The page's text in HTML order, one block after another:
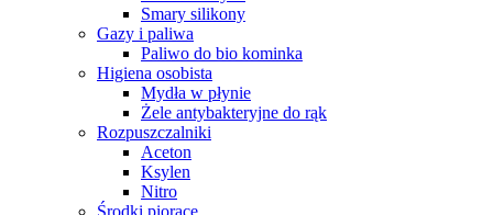
Smary silikony
Gazy i paliwa
Paliwo do bio kominka
Higiena osobista
Mydła w płynie
Żele antybakteryjne do rąk
Rozpuszczalniki
Aceton
Ksylen
Nitro
Środki piorące